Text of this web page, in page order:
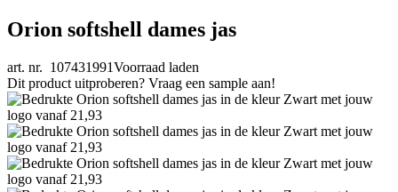
Orion softshell dames jas
art. nr. 107431991Voorraad laden
Dit product uitproberen? Vraag een sample aan!